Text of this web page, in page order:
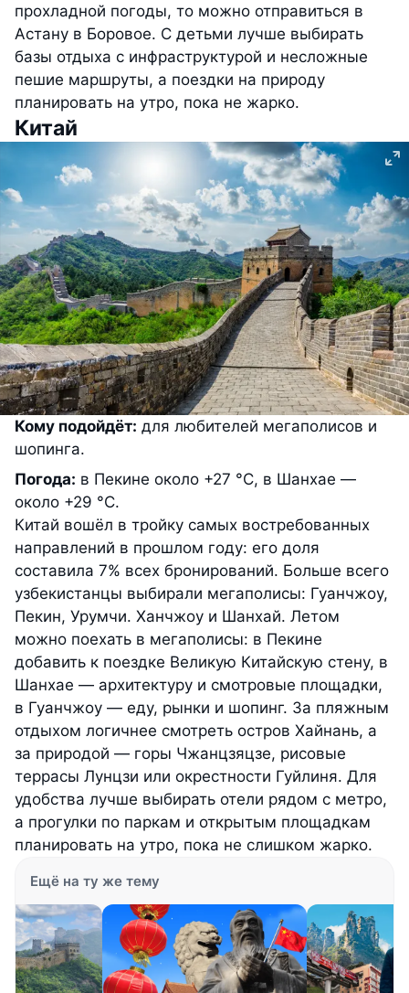
прохладной погоды, то можно отправиться в
Астану в Боровое. С детьми лучше выбирать
базы отдыха с инфраструктурой и несложные
пешие маршруты, а поездки на природу
планировать на утро, пока не жарко.
Китай
Кому подойдёт: для любителей мегаполисов и
шопинга.
Погода: в Пекине около +27 °С, в Шанхае —
около +29 °С.
Китай вошёл в тройку самых востребованных
направлений в прошлом году: его доля
составила 7% всех бронирований. Больше всего
узбекистанцы выбирали мегаполисы: Гуанчжоу,
Пекин, Урумчи. Ханчжоу и Шанхай. Летом
можно поехать в мегаполисы: в Пекине
добавить к поездке Великую Китайскую стену, в
Шанхае — архитектуру и смотровые площадки,
в Гуанчжоу — еду, рынки и шопинг. За пляжным
отдыхом логичнее смотреть остров Хайнань, а
за природой — горы Чжанцзяцзе, рисовые
террасы Лунцзи или окрестности Гуйлиня. Для
удобства лучше выбирать отели рядом с метро,
а прогулки по паркам и открытым площадкам
планировать на утро, пока не слишком жарко.
Ещё на ту же тему